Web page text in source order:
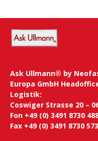
Ask Ullmann® by
Europa GmbH
Logistik:
Coswiger Strasse 20 –
Fon +49 (0) 3491 8730
Fax +49 (0) 3491 8730 573